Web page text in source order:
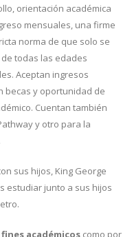
orientación académica
mensuales, una firme
norma de que solo se
todas las edades
Aceptan ingresos
becas y oportunidad de
Cuentan también
y otro para la
sus hijos, King George
estudiar junto a sus hijos
académicos como por